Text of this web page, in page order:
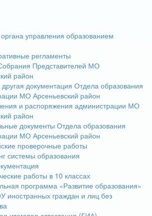
управления образованием
регламенты
Представителей МО
район
документация Отдела образования
МО Арсеньевский район
и распоряжения администрации МО
район
документы Отдела образования
МО Арсеньевский район
проверочные работы
системы образования
работы в 10 классах
программа «Развитие образования»
иностранных граждан и лиц без